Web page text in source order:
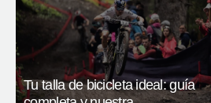
Tu talla de bicicleta ideal: guía